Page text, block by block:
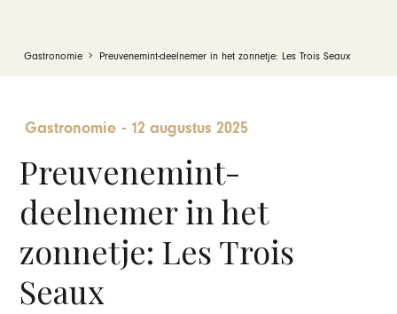
Gastronomie Preuvenemint-deelnemer in het zonnetje: Les Trois Seaux
Gastronomie - 12 augustus 2025
Preuvenemint-
deelnemer in het
zonnetje: Les Trois
Seaux